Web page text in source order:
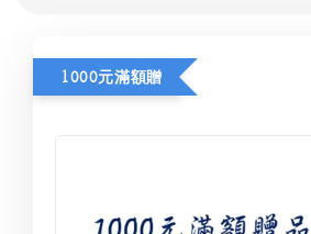
1000元滿額贈